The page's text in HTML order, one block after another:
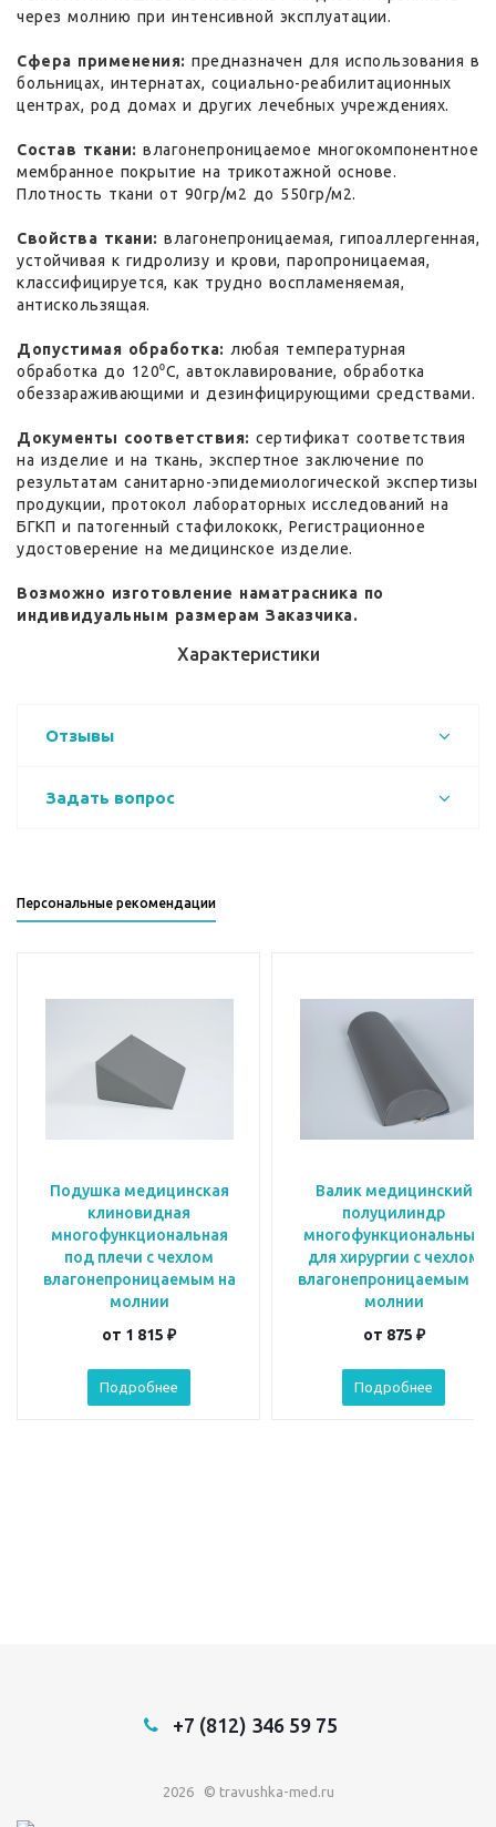
через молнию при интенсивной эксплуатации.
Сфера применения: предназначен для использования в
больницах, интернатах, социально-реабилитационных
центрах, род домах и других лечебных учреждениях.
Состав ткани: влагонепроницаемое многокомпонентное
мембранное покрытие на трикотажной основе.
Плотность ткани от 90гр/м2 до 550гр/м2.
Свойства ткани: влагонепроницаемая, гипоаллергенная,
устойчивая к гидролизу и крови, паропроницаемая,
классифицируется, как трудно воспламеняемая,
антискользящая.
Допустимая обработка: любая температурная
обработка до 120⁰С, автоклавирование, обработка
обеззараживающими и дезинфицирующими средствами.
Документы соответствия: сертификат соответствия
на изделие и на ткань, экспертное заключение по
результатам санитарно-эпидемиологической экспертизы
продукции, протокол лабораторных исследований на
БГКП и патогенный стафилококк, Регистрационное
удостоверение на медицинское изделие.
Возможно изготовление наматрасника по
индивидуальным размерам Заказчика.
Характеристики
Отзывы
Задать вопрос
Персональные рекомендации
Подушка медицинская
клиновидная
многофункциональная
под плечи с чехлом
влагонепроницаемым на
молнии
от 1 815 ₽
Подробнее
Валик медицинский
полуцилиндр
многофункциональный
для хирургии с чехлом
влагонепроницаемым на
молнии
от 875 ₽
Подробнее
+7 (812) 346 59 75
2026 © travushka-med.ru